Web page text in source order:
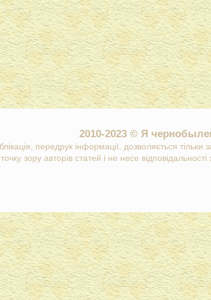
2010-2023 © Я
передрук інформації, дозволяється
зору авторів статей і не несе відповідальності